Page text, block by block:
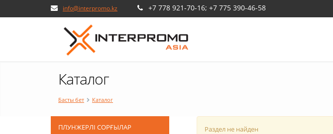
info@interpromo.kz +7 778 921-70-16; +7 775 390-46-58
Каталог
Басты бет Каталог
ПЛУНЖЕРЛІ СОРҒЫЛАР Раздел не найден